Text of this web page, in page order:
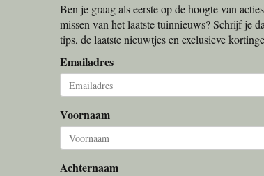
Ben je graag als eerste op de hoogte van
missen van het laatste tuinnieuws? Schrijf je
tips, de laatste nieuwtjes en exclusieve
Emailadres
Voornaam
Achternaam